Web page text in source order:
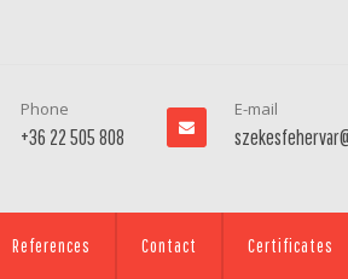
Phone
+36 22 505 808
E-mail
References Contact Certificates